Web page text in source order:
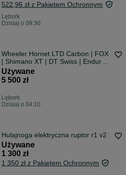
522,96 zł z Pakietem Ochronnym
Lębork
Dzisiaj o 09:30
Wheeler Hornet LTD Carbon | FOX
| Shimano XT | DT Swiss | Enduro
26"
Używane
5 500 zł
Lębork
Dzisiaj o 04:10
Hulajnoga elektryczna ruptor r1 v2
Używane
1 300 zł
1 350 zł z Pakietem Ochronnym